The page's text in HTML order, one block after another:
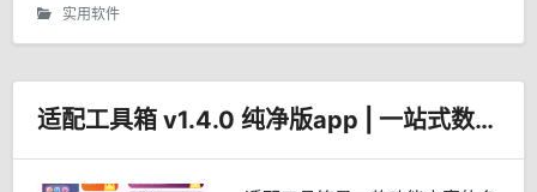
实用软件
适配工具箱 v1.4.0 纯净版app | 一站式数字生活工具箱